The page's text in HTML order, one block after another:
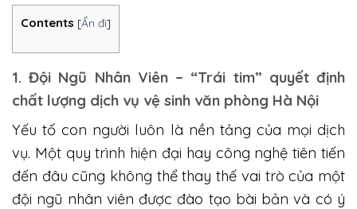
Contents [Ẩn đi]
1. Đội Ngũ Nhân Viên – “Trái tim” quyết định
chất lượng dịch vụ vệ sinh văn phòng Hà Nội
Yếu tố con người luôn là nền tảng của mọi dịch
vụ. Một quy trình hiện đại hay công nghệ tiên tiến
đến đâu cũng không thể thay thế vai trò của một
đội ngũ nhân viên được đào tạo bài bản và có ý